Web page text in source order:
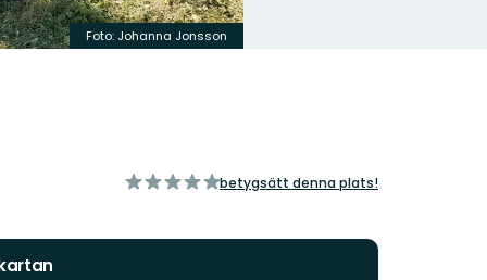
Foto: Johanna Jonsson
av
betygsätt denna plats!